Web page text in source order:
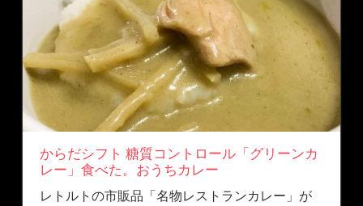
からだシフト 糖質コントロール「グリーンカ
レー」食べた。おうちカレー
レトルトの市販品「名物レストランカレー」が